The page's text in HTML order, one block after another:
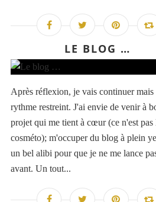
LE BLOG …
Après réflexion, je vais continuer mais
rythme restreint. J'ai envie de venir à
projet qui me tient à cœur (ce n'est pas
cosméto); m'occuper du blog à plein
un bel alibi pour que je ne me lance
avant. Un tout...